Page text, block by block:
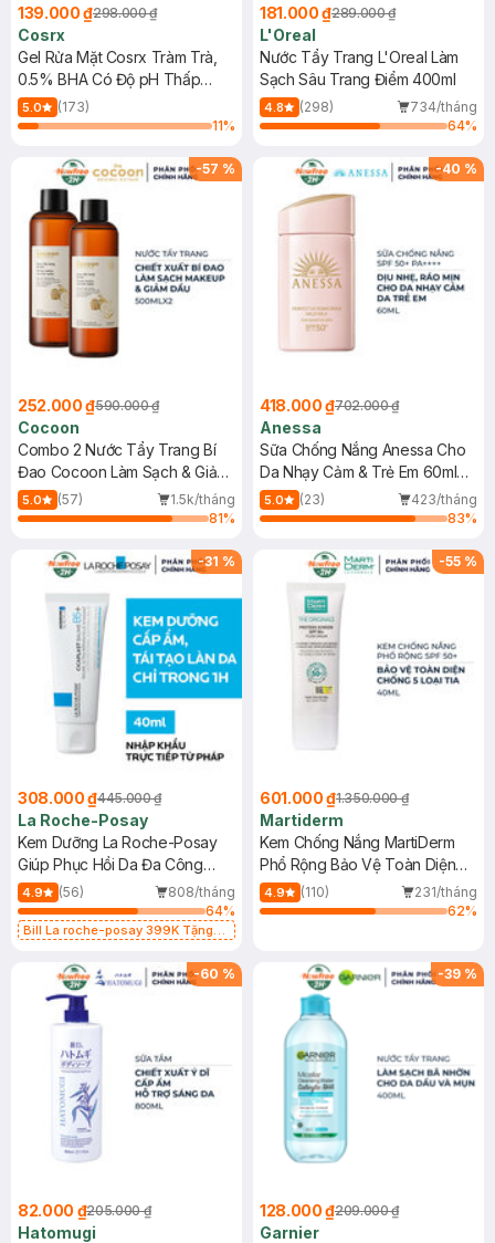
139.000 ₫298.000 ₫
Cosrx
Gel Rửa Mặt Cosrx Tràm Trà,
0.5% BHA Có Độ pH Thấp
150ml
5.0
(173)
11%
181.000 ₫289.000 ₫
L'Oreal
Nước Tẩy Trang L'Oreal Làm
Sạch Sâu Trang Điểm 400ml
4.8 (298)
734/tháng
64%
-57 %
252.000 ₫590.000 ₫
Cocoon
Combo 2 Nước Tẩy Trang Bí
Đao Cocoon Làm Sạch & Giảm
Dầu 500ml
5.0 (57)
1.5k/tháng
81%
-40 %
418.000 ₫702.000 ₫
Anessa
Sữa Chống Nắng Anessa Cho
Da Nhạy Cảm & Trẻ Em 60ml
(Mới)
5.0 (23)
423/tháng
83%
-31 %
308.000 ₫445.000 ₫
La Roche-Posay
Kem Dưỡng La Roche-Posay
Giúp Phục Hồi Da Đa Công
Dụng 40ml
4.9 (56)
808/tháng
64%
Bill La roche-posay 399K Tặng
(SL có hạn)
-55 %
601.000 ₫1.350.000 ₫
Martiderm
Kem Chống Nắng MartiDerm
Phổ Rộng Bảo Vệ Toàn Diện
40ml
4.9 (110)
231/tháng
62%
-60 %
82.000 ₫205.000 ₫
Hatomugi
-39 %
128.000 ₫209.000 ₫
Garnier